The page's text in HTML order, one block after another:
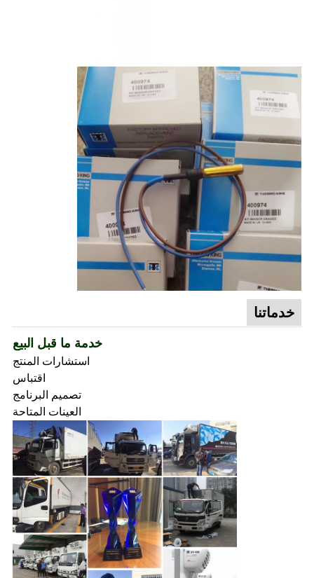
خدماتنا
خدمة ما قبل البيع
استشارات المنتج
اقتباس
تصميم البرنامج
العينات المتاحة